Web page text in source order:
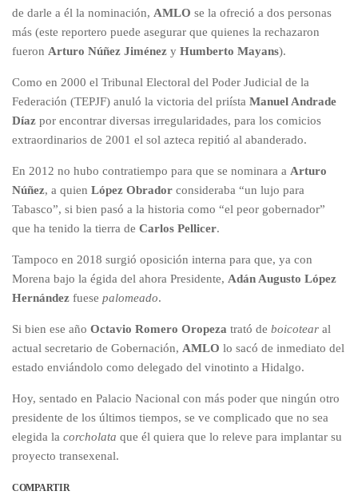
de darle a él la nominación, AMLO se la ofreció a dos personas
más (este reportero puede asegurar que quienes la rechazaron
fueron Arturo Núñez Jiménez y Humberto Mayans).
Como en 2000 el Tribunal Electoral del Poder Judicial de la
Federación (TEPJF) anuló la victoria del priísta Manuel Andrade
Díaz por encontrar diversas irregularidades, para los comicios
extraordinarios de 2001 el sol azteca repitió al abanderado.
En 2012 no hubo contratiempo para que se nominara a Arturo
Núñez, a quien López Obrador consideraba “un lujo para
Tabasco”, si bien pasó a la historia como “el peor gobernador”
que ha tenido la tierra de Carlos Pellicer.
Tampoco en 2018 surgió oposición interna para que, ya con
Morena bajo la égida del ahora Presidente, Adán Augusto López
Hernández fuese palomeado.
Si bien ese año Octavio Romero Oropeza trató de boicotear al
actual secretario de Gobernación, AMLO lo sacó de inmediato del
estado enviándolo como delegado del vinotinto a Hidalgo.
Hoy, sentado en Palacio Nacional con más poder que ningún otro
presidente de los últimos tiempos, se ve complicado que no sea
elegida la corcholata que él quiera que lo releve para implantar su
proyecto transexenal.
COMPARTIR